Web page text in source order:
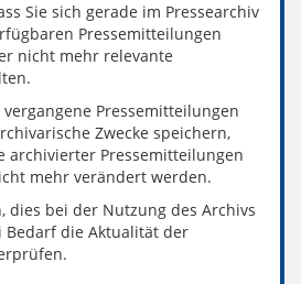
Sie sich gerade im Pressearchiv
Pressemitteilungen
nicht mehr relevante
vergangene Pressemitteilungen
Zwecke speichern,
archivierter Pressemitteilungen
mehr verändert werden.
dies bei der Nutzung des Archivs
die Aktualität der